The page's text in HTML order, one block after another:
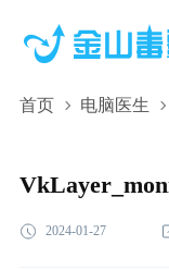
首页 电脑医生
2024-01-27